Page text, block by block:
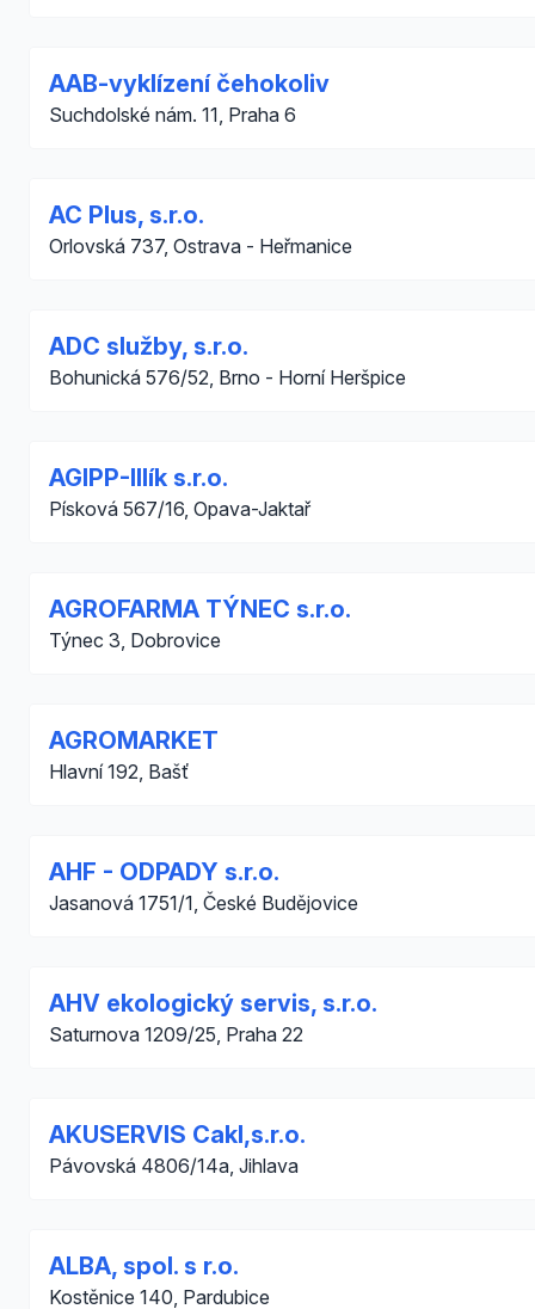
AAB-vyklízení čehokoliv
Suchdolské nám. 11, Praha 6
AC Plus, s.r.o.
Orlovská 737, Ostrava - Heřmanice
ADC služby, s.r.o.
Bohunická 576/52, Brno - Horní Heršpice
AGIPP-Illík s.r.o.
Písková 567/16, Opava-Jaktař
AGROFARMA TÝNEC s.r.o.
Týnec 3, Dobrovice
AGROMARKET
Hlavní 192, Bašť
AHF - ODPADY s.r.o.
Jasanová 1751/1, České Budějovice
AHV ekologický servis, s.r.o.
Saturnova 1209/25, Praha 22
AKUSERVIS Cakl,s.r.o.
Pávovská 4806/14a, Jihlava
ALBA, spol. s r.o.
Kostěnice 140, Pardubice